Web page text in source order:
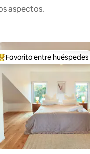
aspectos.
Favorito entre huéspedes
Favorito entre huéspedes